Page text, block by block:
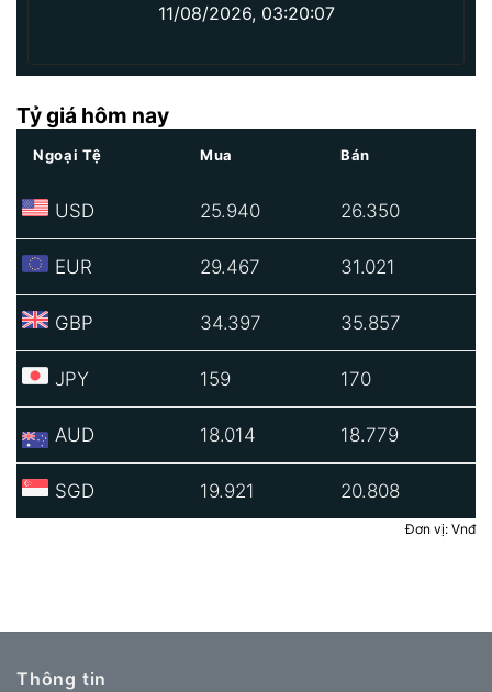
11/08/2026, 03:20:07
Tỷ giá hôm nay
Ngoại Tệ Mua Bán
USD 25.940 26.350
EUR 29.467 31.021
GBP 34.397 35.857
JPY 159 170
AUD 18.014 18.779
SGD 19.921 20.808
Đơn vị: Vnđ
Thông tin